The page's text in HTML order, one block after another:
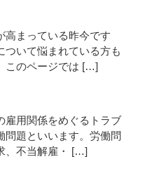
高まっている昨今です
ついて悩まれている方も
このページでは […]
雇用関係をめぐるトラブ
問題といいます。労働問
、不当解雇・ […]